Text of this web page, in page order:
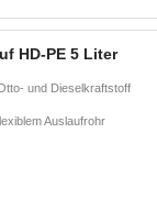
HD-PE 5 Liter
und Dieselkraftstoff
Auslaufrohr